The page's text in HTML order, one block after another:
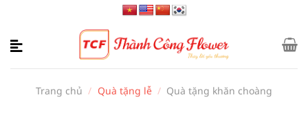
nội
Trang chủ / Quà tặng lễ / Quà tặng khăn choàng